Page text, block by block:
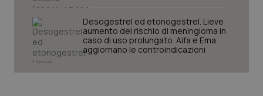
Desogestrel ed etonogestrel. Lieve
aumento del rischio di meningioma in
caso di uso prolungato. Aifa e Ema
aggiornano le controindicazioni
Necessari Statistici Marketing
I cookie necessari contribuiscono a rendere fruibile il
sito web abilitandone funzionalità di base quali la